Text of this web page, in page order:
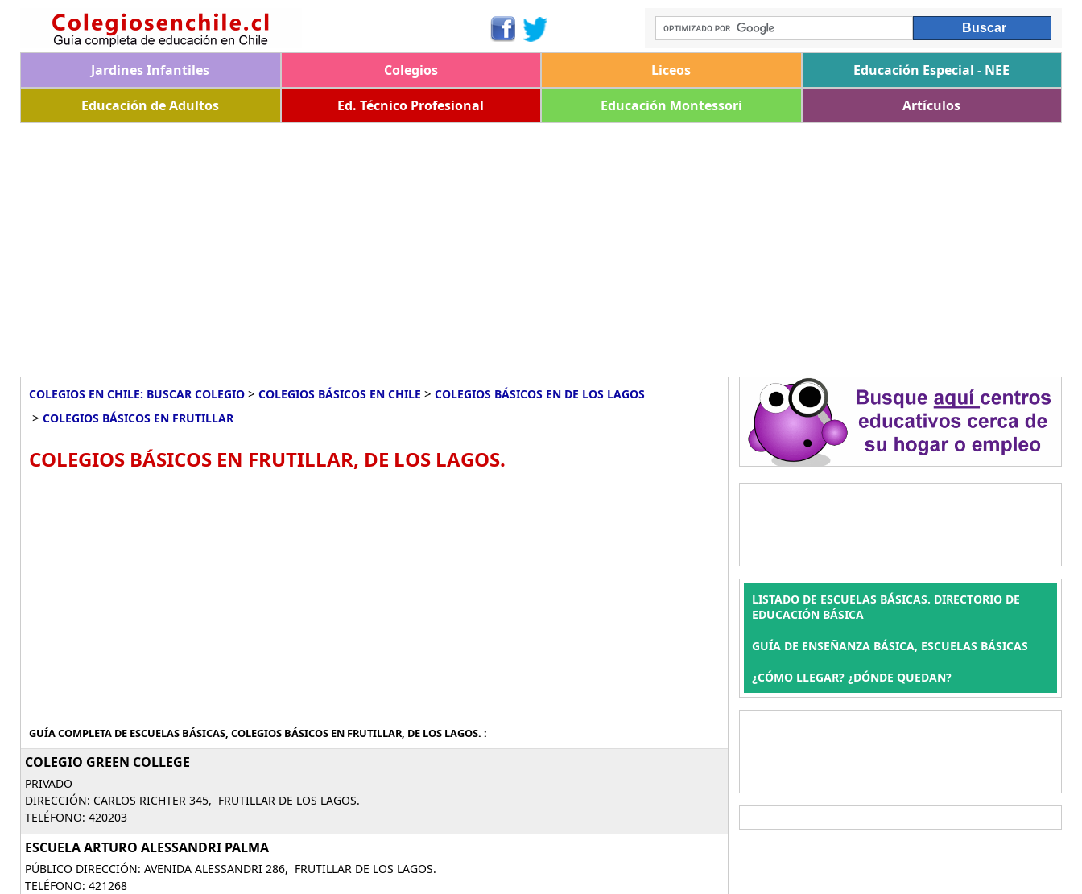
Jardines Infantiles Colegios Liceos
Educación Especial - NEE
Educación de Adultos
Ed. Técnico Profesional Educación Montessori Artículos
COLEGIOS EN CHILE: BUSCAR COLEGIO > COLEGIOS BÁSICOS EN CHILE > COLEGIOS BÁSICOS EN DE LOS LAGOS
> COLEGIOS BÁSICOS EN FRUTILLAR
COLEGIOS BÁSICOS EN FRUTILLAR, DE LOS LAGOS.
GUÍA COMPLETA DE ESCUELAS BÁSICAS, COLEGIOS BÁSICOS EN FRUTILLAR, DE LOS LAGOS. :
COLEGIO GREEN COLLEGE
PRIVADO
DIRECCIÓN: CARLOS RICHTER 345, FRUTILLAR DE LOS LAGOS.
TELÉFONO: 420203
ESCUELA ARTURO ALESSANDRI PALMA
PÚBLICO DIRECCIÓN: AVENIDA ALESSANDRI 286, FRUTILLAR DE LOS LAGOS.
TELÉFONO: 421268
LISTADO DE ESCUELAS BÁSICAS. DIRECTORIO DE
EDUCACIÓN BÁSICA
GUÍA DE ENSEÑANZA BÁSICA, ESCUELAS BÁSICAS
¿CÓMO LLEGAR? ¿DÓNDE QUEDAN?